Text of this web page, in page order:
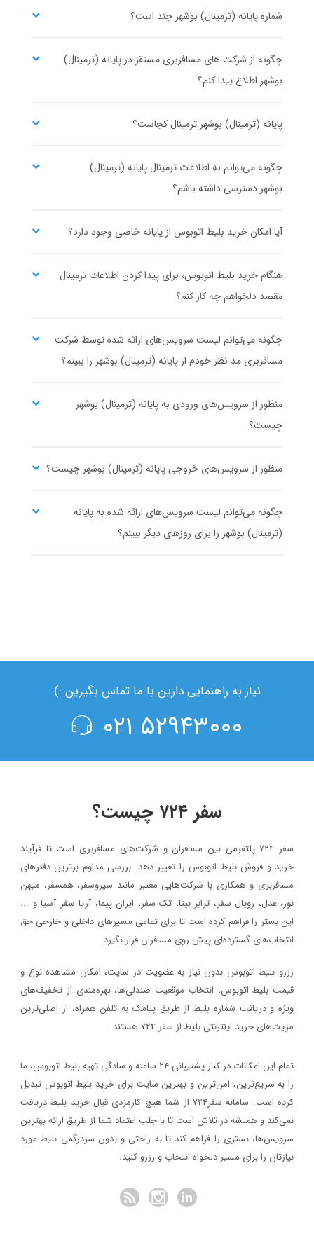
تعاونی 14 پارسیان تعاونی 7 عدل
آسيا سفر
جوان سير ايثار
شماره پایانه (ترمینال) بوشهر چند است؟
چگونه از شرکت های مسافربری مستقر در پایانه (ترمینال)
بوشهر اطلاع پیدا کنم؟
پایانه (ترمینال) بوشهر ترمینال کجاست؟
چگونه می‌توانم به اطلاعات ترمینال پایانه (ترمینال)
بوشهر دسترسی داشته باشم؟
آیا امکان خرید بلیط اتوبوس از پایانه خاصی وجود دارد؟
هنگام خرید بلیط اتوبوس، برای پیدا کردن اطلاعات ترمینال
مقصد دلخواهم چه کار کنم؟
چگونه می‌توانم لیست سرویس‌های ارائه شده توسط شرکت
مسافربری مد نظر خودم از پایانه (ترمینال) بوشهر را ببینم؟
منظور از سرویس‌های ورودی به پایانه (ترمینال) بوشهر
چیست؟
منظور از سرویس‌های خروجی پایانه (ترمینال) بوشهر چیست؟
چگونه می‌توانم لیست سرویس‌های ارائه شده به پایانه
(ترمینال) بوشهر را برای روزهای دیگر ببینم؟
نیاز به راهنمایی دارین با ما تماس بگیرین :)
۵۲۹۴۳۰۰۰ ۰۲۱
سفر ۷۲۴ چیست؟
سفر ۷۲۴ پلتفرمی بین مسافران و شرکت‌های مسافربری است تا فرآیند
خرید و فروش بلیط اتوبوس را تغییر دهد. بررسی مداوم برترین دفترهای
مسافربری و همکاری با شرکت‌هایی معتبر مانند سیروسفر، همسفر، میهن‌
نور، عدل، رویال سفر، ترابر بیتا، تک سفر، ایران پیما، آریا سفر آسیا و ...
این بستر را فراهم کرده است تا برای تمامی مسیرهای داخلی و خارجی حق
انتخاب‌های گسترده‌ای پیش روی مسافران قرار بگیرد.
رزرو بلیط اتوبوس بدون نیاز به عضویت در سایت، امکان مشاهده نوع و
قیمت بلیط اتوبوس، انتخاب موقعیت صندلی‌ها، بهره‌مندی از تخفیف‌های
ویژه و دریافت شماره‌ بلیط از طریق پیامک به تلفن همراه، از اصلی‌ترین
مزیت‌های خرید اینترنتی بلیط از سفر ۷۲۴ هستند.
تمام این امکانات در کنار پشتیبانی‌ ۲۴ ساعته و سادگی تهیه بلیط اتوبوس، ما
را به سریع‌ترین، امن‌ترین و بهترین سایت برای خرید بلیط اتوبوس تبدیل
کرده است. سامانه سفر۷۲۴ از شما هیچ کارمزدی قبال خرید بلیط دریافت
نمی‌کند و همیشه در تلاش است تا با جلب اعتماد شما از طریق ارائه بهترین
سرویس‌ها، بستری را فراهم کند تا به راحتی و بدون سردرگمی بلیط مورد
نیازتان را برای مسیر دلخواه انتخاب و رزرو کنید.